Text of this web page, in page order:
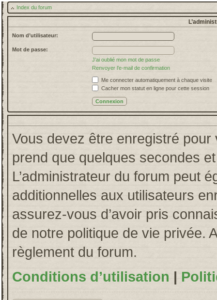
Index du forum
Nom d’utilisateur:
Mot de passe:
J’ai oublié mon mot de passe
Renvoyer l’e-mail de confirmation
Me connecter automatiquement à chaque visite
Cacher mon statut en ligne pour cette session
Vous devez être enregistré pour
prend que quelques secondes
L’administrateur du forum peut
additionnelles aux utilisateurs
assurez-vous d’avoir pris
de notre politique de vie privée.
règlement du forum.
Conditions d’utilisation |